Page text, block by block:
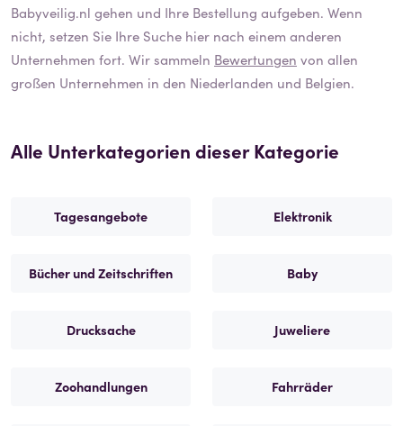
Babyveilig.nl gehen und Ihre Bestellung aufgeben. Wenn
nicht, setzen Sie Ihre Suche hier nach einem anderen
Unternehmen fort. Wir sammeln Bewertungen von allen
großen Unternehmen in den Niederlanden und Belgien.
Alle Unterkategorien dieser Kategorie
Tagesangebote Elektronik
Bücher und Zeitschriften Baby
Drucksache Juweliere
Zoohandlungen Fahrräder